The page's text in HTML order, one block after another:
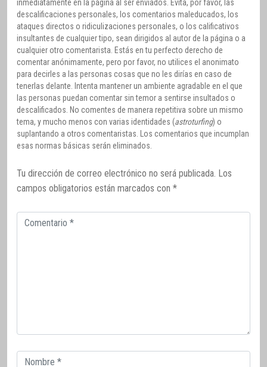
inmediatamente en la página al ser enviados. Evita, por favor, las
descalificaciones personales, los comentarios maleducados, los
ataques directos o ridiculizaciones personales, o los calificativos
insultantes de cualquier tipo, sean dirigidos al autor de la página o a
cualquier otro comentarista. Estás en tu perfecto derecho de
comentar anónimamente, pero por favor, no utilices el anonimato
para decirles a las personas cosas que no les dirías en caso de
tenerlas delante. Intenta mantener un ambiente agradable en el que
las personas puedan comentar sin temor a sentirse insultados o
descalificados. No comentes de manera repetitiva sobre un mismo
tema, y mucho menos con varias identidades (astroturfing) o
suplantando a otros comentaristas. Los comentarios que incumplan
esas normas básicas serán eliminados.
Tu dirección de correo electrónico no será publicada. Los
campos obligatorios están marcados con *
Comentario
Correo